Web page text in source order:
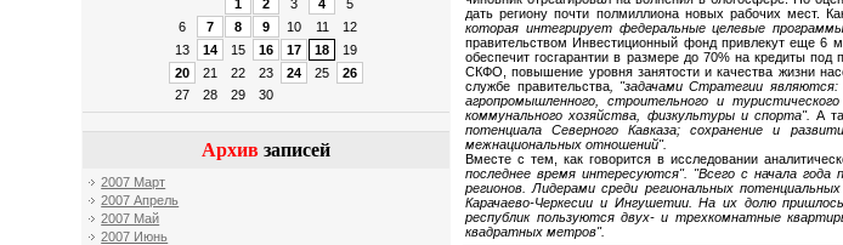
1
2 3 4
5
6
7 8 9 10 11
12
13
14 15 16 17 18
19
20
21 22 23 24 25
26
27
28 29 30
Архив записей
2007 Март
2007 Апрель
2007 Май
2007 Июнь
дать региону почти полмиллиона новых рабочих мест.
которая интегрирует федеральные целевые
правительством Инвестиционный фонд привлекут еще 6
обеспечит госгарантии в размере до 70% на кредиты
СКФО, повышение уровня занятости и качества жизни
службе правительства, "задачами Стратегии являются:
агропромышленного, строительного и
коммунального хозяйства, физкультуры и спорта". А
потенциала Северного Кавказа; сохранение и
межнациональных отношений".
Вместе с тем, как говорится в исследовании
последнее время интересуются". "Всего с начала
регионов. Лидерами среди региональных
Карачаево-Черкесии и Ингушетии. На их долю
республик пользуются двух- и трехкомнатные
квадратных метров".